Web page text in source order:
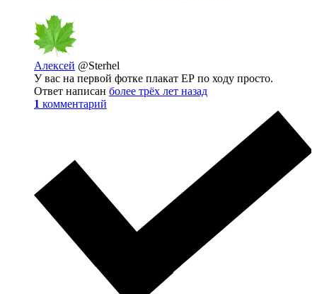
Алексей @Sterhel
У вас на первой фотке плакат ЕР по ходу просто.
Ответ написан более трёх лет назад
1 комментарий